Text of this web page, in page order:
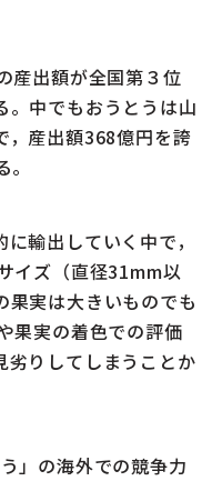
産出額が全国第３位
。中でもおうとうは山
，産出額368億円を誇
輸出していく中で，
イズ（直径31mm以
果実は大きいものでも
果実の着色での評価
劣りしてしまうことか
」の海外での競争力